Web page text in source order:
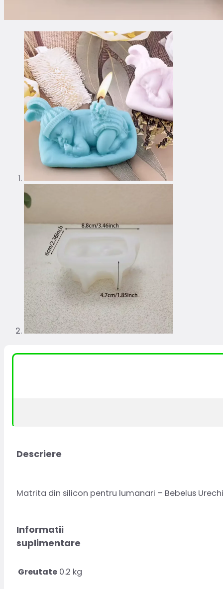
Descriere
Matrita din silicon pentru lumanari – Bebelus Urechi
Informatii
suplimentare
Greutate 0.2 kg